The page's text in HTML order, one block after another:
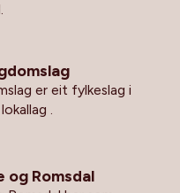
er eit fylkeslag i
.
og Romsdal